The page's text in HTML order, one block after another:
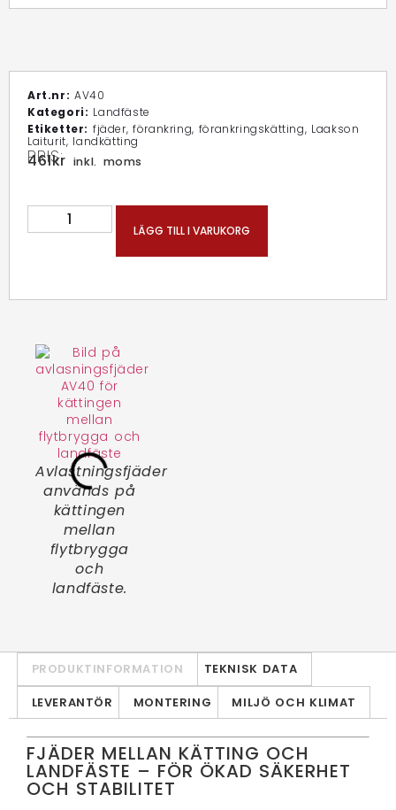
Art.nr:AV40
Kategori: Landfäste
Etiketter: fjäder,förankring, förankringskätting, Laakson
Laiturit, landkätting
PRIS:
461kr inkl. moms
LÄGG TILL I VARUKORG
Avlastningsfjäder
används på
kättingen
mellan
flytbrygga
och
landfäste.
PRODUKTINFORMATION
TEKNISK DATA
LEVERANTÖR
MONTERING MILJÖ OCH KLIMAT
FJÄDER MELLAN KÄTTING OCH
LANDFÄSTE – FÖR ÖKAD SÄKERHET
OCH STABILITET